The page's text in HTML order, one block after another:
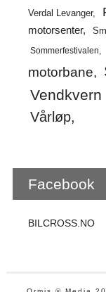
Verdal Levanger
motorsenter
Sommerfestivalen
motorbane
Vårløp
Facebook
BILCROSS.NO